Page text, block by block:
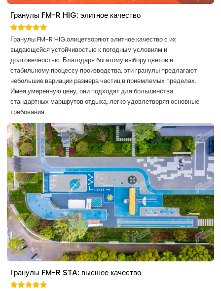
Гранулы FM-R HIG: элитное качество
Гранулы FM-R HIG олицетворяют элитное качество с их
выдающейся устойчивостью к погодным условиям и
долговечностью. Благодаря богатому выбору цветов и
стабильному процессу производства, эти гранулы предлагают
небольшие вариации размера частиц в приемлемых пределах.
Имея умеренную цену, они подходят для большинства
стандартных маршрутов отдыха, легко удовлетворяя основные
требования.
Гранулы FM-R STA: высшее качество